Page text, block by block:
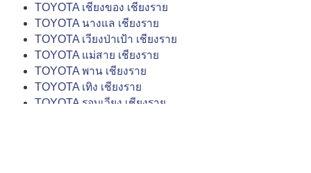
TOYOTA เชียงของ เชียงราย
TOYOTA นางแล เชียงราย
TOYOTA เวียงป่าเป้า เชียงราย
TOYOTA แม่สาย เชียงราย
TOYOTA พาน เชียงราย
TOYOTA เทิง เชียงราย
TOYOTA รอบเวียง เชียงราย